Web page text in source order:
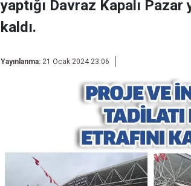
yaptığı Davraz Kapalı
kaldı.
Yayınlanma: 21 Ocak 2024 23:06